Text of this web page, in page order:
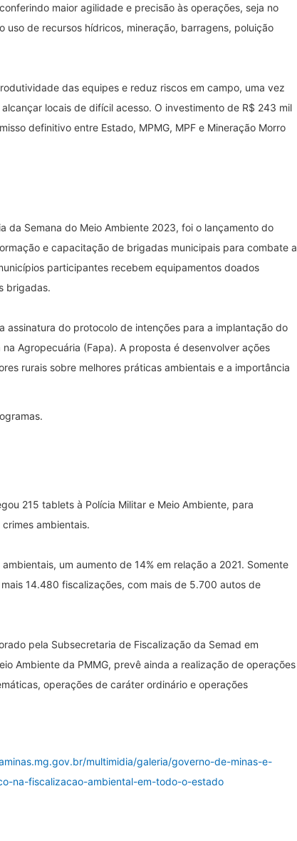
maior agilidade e precisão às operações, seja no
de recursos hídricos, mineração, barragens, poluição
das equipes e reduz riscos em campo, uma vez
locais de difícil acesso. O investimento de R$ 243 mil
definitivo entre Estado, MPMG, MPF e Mineração Morro
da Semana do Meio Ambiente 2023, foi o lançamento do
e capacitação de brigadas municipais para combate a
participantes recebem equipamentos doados
brigadas.
assinatura do protocolo de intenções para a implantação do
Agropecuária (Fapa). A proposta é desenvolver ações
rurais sobre melhores práticas ambientais e a importância
215 tablets à Polícia Militar e Meio Ambiente, para
ambientais.
um aumento de 14% em relação a 2021. Somente
14.480 fiscalizações, com mais de 5.700 autos de
pela Subsecretaria de Fiscalização da Semad em
Ambiente da PMMG, prevê ainda a realização de operações
operações de caráter ordinário e operações
multimidia/galeria/governo-de-minas-e-
na-fiscalizacao-ambiental-em-todo-o-estado